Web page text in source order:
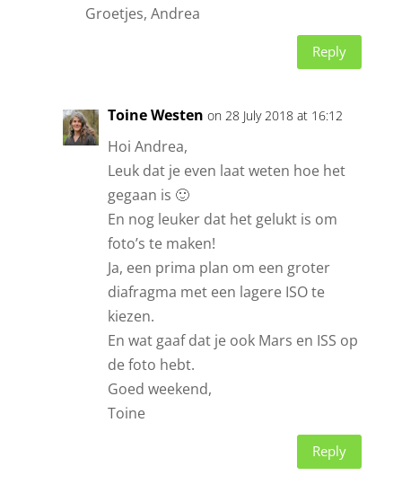
Groetjes, Andrea
Reply
Toine Westen on 28 July 2018 at 16:12
Hoi Andrea,
Leuk dat je even laat weten hoe het
gegaan is 🙂
En nog leuker dat het gelukt is om
foto’s te maken!
Ja, een prima plan om een groter
diafragma met een lagere ISO te
kiezen.
En wat gaaf dat je ook Mars en ISS op
de foto hebt.
Goed weekend,
Toine
Reply